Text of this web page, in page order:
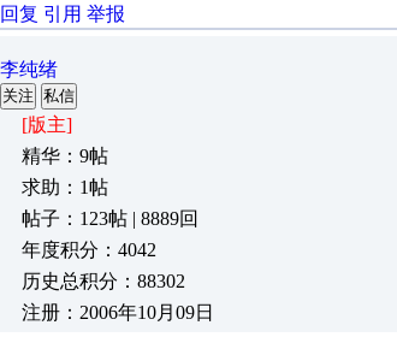
回复 引用 举报
李纯绪
关注 私信
[版主]
精华：9帖
求助：1帖
帖子：123帖 | 8889回
年度积分：4042
历史总积分：88302
注册：2006年10月09日